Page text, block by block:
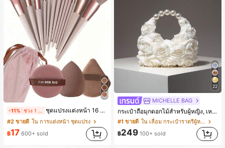
-11% ชุดแปรงแต่งหน้า 16 ชิ้น ประกอบด้วยแปรงแต่งหน้า 13 ชิ้น, ฟองน้ำแต่งหน้ารูปหยดน้ำ 1 ชิ้น, แปรงแป้งรองพื้นกลม 1 ชิ้น และฟองน้ำแต่งหน้ารูปสามเหลี่ยม 1 ชิ้น - ชุดคลาสสิก ทำจากขนสังเคราะห์นุ่มและเป็นมิตรต่อผิว เหมาะสำหรับผู้หญิงและเด็กผู้หญิง เหมาะสำหรับฤดูใบไม้ร่วงและฤดูหนาว
#2 ขายดี ใน การแต่งหน้า ชุดแปรง
฿17 600+ sold
22
MICHELLE BAG
กระเป๋าถือมุกดอกไม้สำหรับผู้หญิง, เหมาะสำหรับชุดราตรี, ชุดบอล, เครื่องประดับงานแต่งงาน, กระเป๋าสตางค์สุภาพสตรีหรูหรา, ของขวัญสำหรับผู้หญิง (ลายสุ่ม)
#1 ขายดี
ใน เลื่อม กระเป๋าราตรีผู้หญิง
฿249 100+ sold